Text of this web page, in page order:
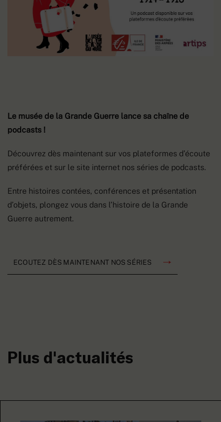
Le musée de la Grande Guerre lance sa chaîne de
podcasts !
Découvrez dès maintenant sur vos plateformes d’écoute
préférées et sur le site internet nos séries de podcasts.
Entre histoires contées, conférences et présentation
d’objets, plongez vous dans l’histoire de la Grande
Guerre autrement.
ECOUTEZ DÈS MAINTENANT NOS SÉRIES
Plus d'actualités